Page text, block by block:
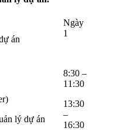
án
lý dự án
Ngày
1
8:30 –
11:30
13:30
–
16:30